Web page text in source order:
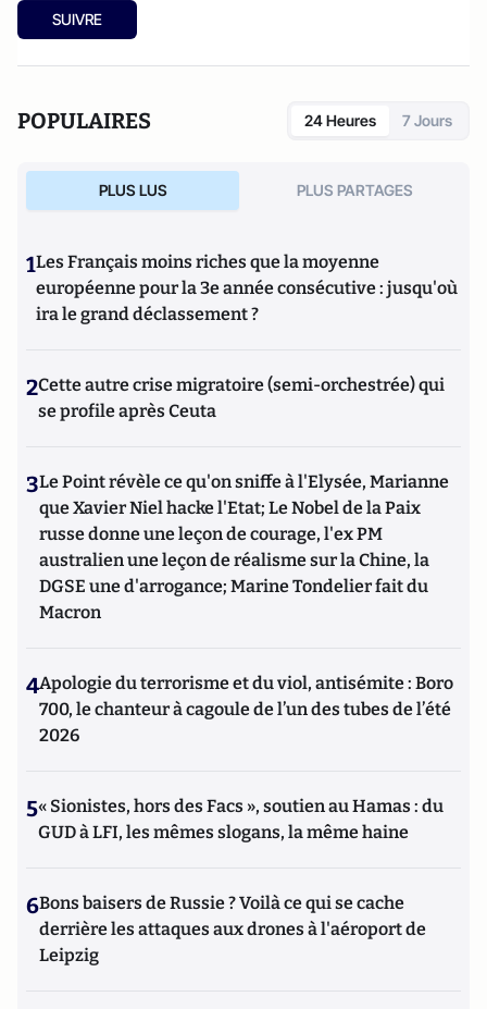
SUIVRE
POPULAIRES 24 Heures 7 Jours
PLUS LUS PLUS PARTAGES
1Les Français moins riches que la moyenne
européenne pour la 3e année consécutive : jusqu'où
ira le grand déclassement ?
2Cette autre crise migratoire (semi-orchestrée) qui
se profile après Ceuta
3Le Point révèle ce qu'on sniffe à l'Elysée, Marianne
que Xavier Niel hacke l'Etat; Le Nobel de la Paix
russe donne une leçon de courage, l'ex PM
australien une leçon de réalisme sur la Chine, la
DGSE une d'arrogance; Marine Tondelier fait du
Macron
4Apologie du terrorisme et du viol, antisémite : Boro
700, le chanteur à cagoule de l’un des tubes de l’été
2026
5« Sionistes, hors des Facs », soutien au Hamas : du
GUD à LFI, les mêmes slogans, la même haine
6Bons baisers de Russie ? Voilà ce qui se cache
derrière les attaques aux drones à l'aéroport de
Leipzig